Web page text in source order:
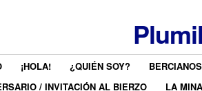
¡HOLA! ¿QUIÉN SOY?
/ INVITACIÓN AL BIERZO
LA MINA